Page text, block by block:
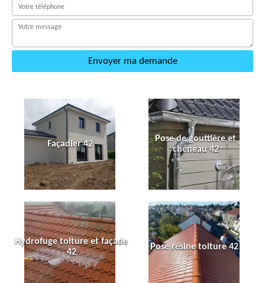
Façadier 42
Pose de gouttière et
chéneau 42
Hydrofuge toiture et façade
42
Pose résine toiture 42